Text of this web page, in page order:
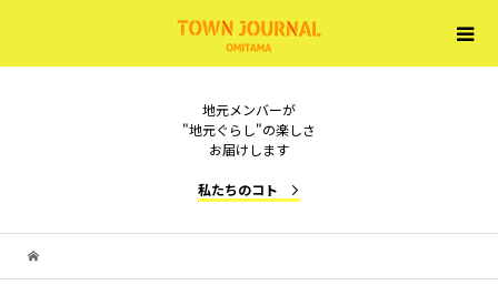
地元メンバーが
"地元ぐらし"の楽しさ
お届けします
私たちのコト